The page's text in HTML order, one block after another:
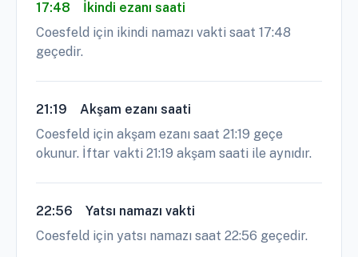
17:48
İkindi ezanı saati
Coesfeld için ikindi namazı vakti saat 17:48
geçedir.
21:19
Akşam ezanı saati
Coesfeld için akşam ezanı saat 21:19 geçe
okunur. İftar vakti 21:19 akşam saati ile aynıdır.
22:56
Yatsı namazı vakti
Coesfeld için yatsı namazı saat 22:56 geçedir.